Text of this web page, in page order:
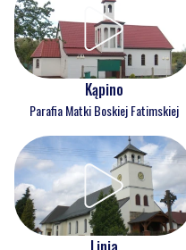
Kąpino
Parafia Matki Boskiej Fatimskiej